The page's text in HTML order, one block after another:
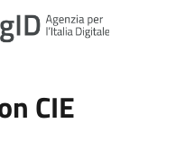
CIE